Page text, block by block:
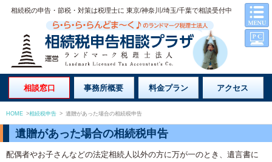
相続税の申告・節税・対策は税理士に 東京/神奈川/埼玉/千葉で相談受付中
相談窓口 事務所概要 料金プラン アクセス
HOME >相続税申告 > 遺贈があった場合の相続税申告
遺贈があった場合の相続税申告
配偶者やお子さんなどの法定相続人以外の方に万が一のとき、遺言書に